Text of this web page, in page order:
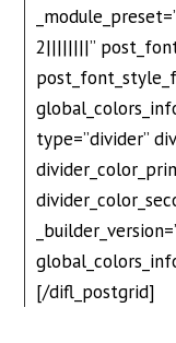
2||||||||”
type=”divider”
[/difl_postgrid]